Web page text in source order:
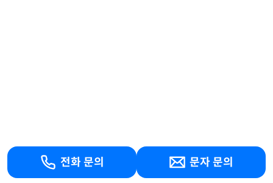
전화 문의 문자 문의